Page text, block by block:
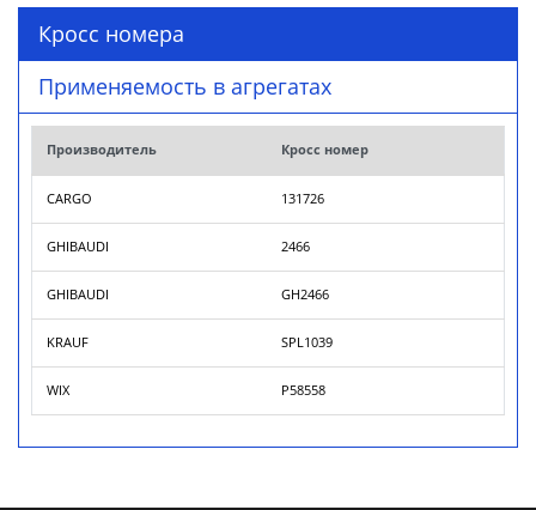
Кросс номера
Применяемость в агрегатах
Производитель Кросс номер
CARGO 131726
GHIBAUDI 2466
GHIBAUDI GH2466
KRAUF SPL1039
WIX P58558